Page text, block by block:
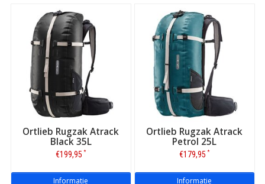
Ortlieb Rugzak Atrack
Black 35L
€199,95 *
Informatie
Ortlieb Rugzak Atrack
Petrol 25L
€179,95 *
Informatie